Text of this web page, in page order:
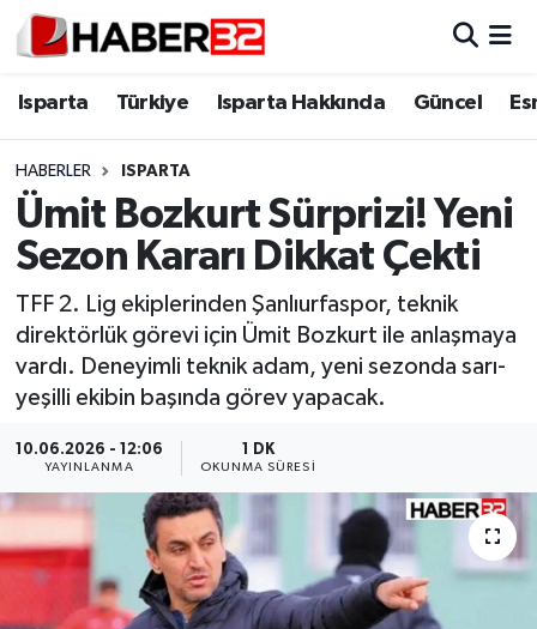
Isparta Türkiye Isparta Hakkında Güncel
HABERLER ISPARTA
Ümit Bozkurt Sürprizi! Yeni
Sezon Kararı Dikkat Çekti
TFF 2. Lig ekiplerinden Şanlıurfaspor, teknik
direktörlük görevi için Ümit Bozkurt ile anlaşmaya
vardı. Deneyimli teknik adam, yeni sezonda sarı-
yeşilli ekibin başında görev yapacak.
10.06.2026 - 12:06
YAYINLANMA
1 DK
OKUNMA SÜRESI
Isparta
Esnaf Diyor ki;
ASAYİŞ
BİLİM VE TEKNOLOJİ
EĞİTİM
GENEL
Güncel
HABERDE İNSAN
Isparta Nöbetçi Eczaneler
Isparta Trafik Yoğunluk Haritası
Süper Lig Puan Durumu ve Fikstür
Tüm Manşetler
Son Dakika Haberleri
Haber Arşivi